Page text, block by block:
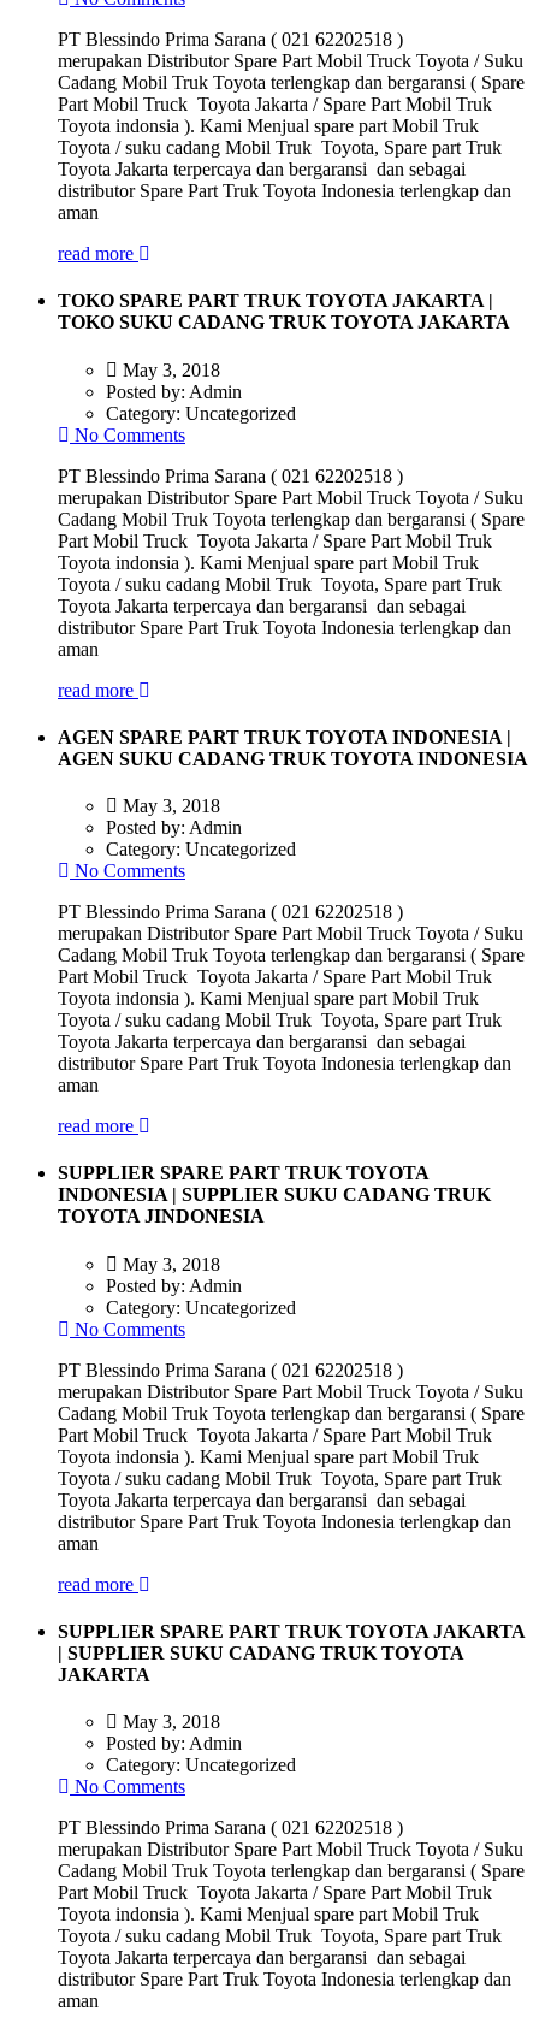
PT Blessindo Prima Sarana ( 021 62202518 )
merupakan Distributor Spare Part Mobil Truck Toyota / Suku
Cadang Mobil Truk Toyota terlengkap dan bergaransi ( Spare
Part Mobil Truck Toyota Jakarta / Spare Part Mobil Truk
Toyota indonsia ). Kami Menjual spare part Mobil Truk
Toyota / suku cadang Mobil Truk Toyota, Spare part Truk
Toyota Jakarta terpercaya dan bergaransi dan sebagai
distributor Spare Part Truk Toyota Indonesia terlengkap dan
aman
read more
TOKO SPARE PART TRUK TOYOTA JAKARTA |
TOKO SUKU CADANG TRUK TOYOTA JAKARTA
May 3, 2018
Posted by: Admin
Category: Uncategorized
No Comments
PT Blessindo Prima Sarana ( 021 62202518 )
merupakan Distributor Spare Part Mobil Truck Toyota / Suku
Cadang Mobil Truk Toyota terlengkap dan bergaransi ( Spare
Part Mobil Truck Toyota Jakarta / Spare Part Mobil Truk
Toyota indonsia ). Kami Menjual spare part Mobil Truk
Toyota / suku cadang Mobil Truk Toyota, Spare part Truk
Toyota Jakarta terpercaya dan bergaransi dan sebagai
distributor Spare Part Truk Toyota Indonesia terlengkap dan
aman
read more
AGEN SPARE PART TRUK TOYOTA INDONESIA |
AGEN SUKU CADANG TRUK TOYOTA INDONESIA
May 3, 2018
Posted by: Admin
Category: Uncategorized
No Comments
PT Blessindo Prima Sarana ( 021 62202518 )
merupakan Distributor Spare Part Mobil Truck Toyota / Suku
Cadang Mobil Truk Toyota terlengkap dan bergaransi ( Spare
Part Mobil Truck Toyota Jakarta / Spare Part Mobil Truk
Toyota indonsia ). Kami Menjual spare part Mobil Truk
Toyota / suku cadang Mobil Truk Toyota, Spare part Truk
Toyota Jakarta terpercaya dan bergaransi dan sebagai
distributor Spare Part Truk Toyota Indonesia terlengkap dan
aman
read more
SUPPLIER SPARE PART TRUK TOYOTA
INDONESIA | SUPPLIER SUKU CADANG TRUK
TOYOTA JINDONESIA
May 3, 2018
Posted by: Admin
Category: Uncategorized
No Comments
PT Blessindo Prima Sarana ( 021 62202518 )
merupakan Distributor Spare Part Mobil Truck Toyota / Suku
Cadang Mobil Truk Toyota terlengkap dan bergaransi ( Spare
Part Mobil Truck Toyota Jakarta / Spare Part Mobil Truk
Toyota indonsia ). Kami Menjual spare part Mobil Truk
Toyota / suku cadang Mobil Truk Toyota, Spare part Truk
Toyota Jakarta terpercaya dan bergaransi dan sebagai
distributor Spare Part Truk Toyota Indonesia terlengkap dan
aman
read more
SUPPLIER SPARE PART TRUK TOYOTA JAKARTA
| SUPPLIER SUKU CADANG TRUK TOYOTA
JAKARTA
May 3, 2018
Posted by: Admin
Category: Uncategorized
No Comments
PT Blessindo Prima Sarana ( 021 62202518 )
merupakan Distributor Spare Part Mobil Truck Toyota / Suku
Cadang Mobil Truk Toyota terlengkap dan bergaransi ( Spare
Part Mobil Truck Toyota Jakarta / Spare Part Mobil Truk
Toyota indonsia ). Kami Menjual spare part Mobil Truk
Toyota / suku cadang Mobil Truk Toyota, Spare part Truk
Toyota Jakarta terpercaya dan bergaransi dan sebagai
distributor Spare Part Truk Toyota Indonesia terlengkap dan
aman